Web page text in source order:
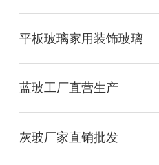
平板玻璃家用装饰玻璃
蓝玻工厂直营生产
灰玻厂家直销批发